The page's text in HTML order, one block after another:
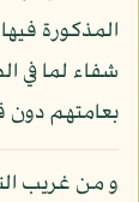
المذكورة
شفاء لما في
بعامتهم
و من غريب